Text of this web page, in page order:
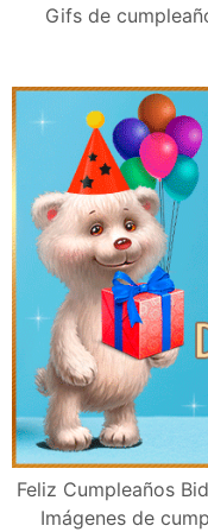
Gifs de
Feliz Cumpleaños
Imágenes de